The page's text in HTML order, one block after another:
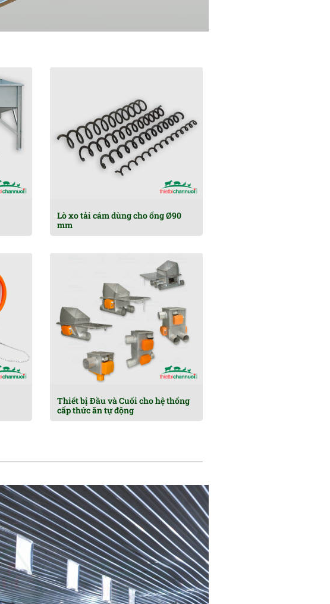
Lò xo tải cám dùng cho ống Ø90
mm
Thiết bị Đầu và Cuối cho hệ thống
cấp thức ăn tự động